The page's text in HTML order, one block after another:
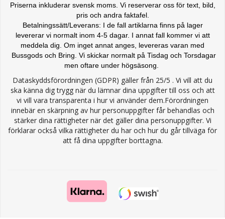
Priserna inkluderar svensk moms. Vi reserverar oss för text, bild,
pris och andra faktafel.
Betalningssätt/Leverans: I de fall artiklarna finns på lager
levererar vi normalt inom 4-5 dagar. I annat fall kommer vi att
meddela dig. Om inget annat anges, levereras varan med
Bussgods och Bring. Vi skickar normalt på Tisdag och Torsdagar
men oftare under högsäsong.
Dataskyddsförordningen (GDPR) gäller från 25/5 . Vi vill att du
ska känna dig trygg när du lämnar dina uppgifter till oss och att
vi vill vara transparenta i hur vi använder dem.Förordningen
innebär en skärpning av hur personuppgifter får behandlas och
stärker dina rättigheter när det gäller dina personuppgifter. Vi
förklarar också vilka rättigheter du har och hur du går tillväga för
att få dina uppgifter borttagna.